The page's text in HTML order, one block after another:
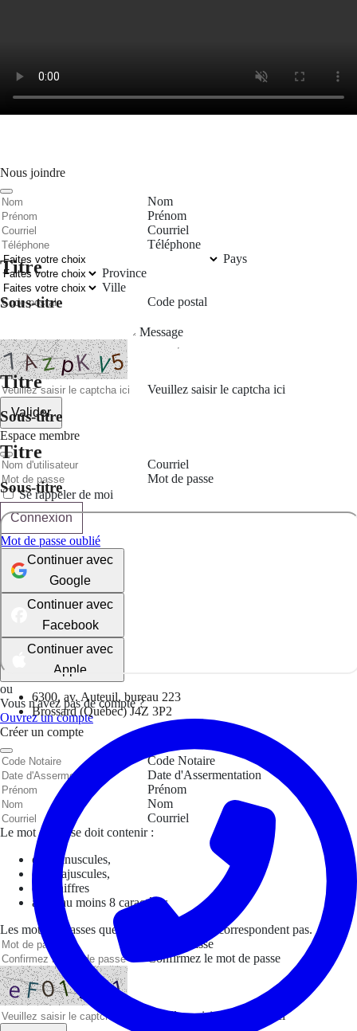
Titre
Sous-titre
Titre
Sous-titre
Titre
Sous-titre
6300, av. Auteuil, bureau 223
Brossard (Québec) J4Z 3P2
Nous joindre
Nom
Prénom
Courriel
Téléphone
Pays
Province
Ville
Code postal
Message
Veuillez saisir le captcha ici
Valider
Espace membre
Courriel
Mot de passe
Se rappeler de moi
Connexion
Mot de passe oublié
Continuer avec
Google
Continuer avec
Facebook
Continuer avec
Apple
ou
Vous n'avez pas de compte ?
Ouvrez un compte
Créer un compte
Code Notaire
Date d'Assermentation
Prénom
Nom
Courriel
Le mot de passe doit contenir :
des minuscules,
des majuscules,
des chiffres
avoir au moins 8 caractères
Les mots de passes que vous avez saisis ne correspondent pas.
Mot de passe
Confirmez le mot de passe
Veuillez saisir le captcha ici